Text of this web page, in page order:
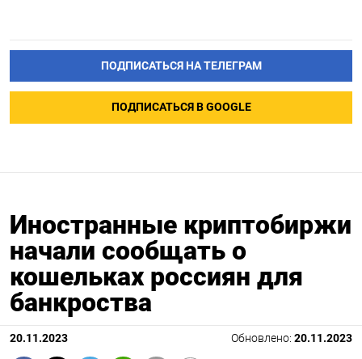
ПОДПИСАТЬСЯ НА ТЕЛЕГРАМ
ПОДПИСАТЬСЯ В GOOGLE
Иностранные криптобиржи
начали сообщать о
кошельках россиян для
банкроства
20.11.2023 Обновлено: 20.11.2023